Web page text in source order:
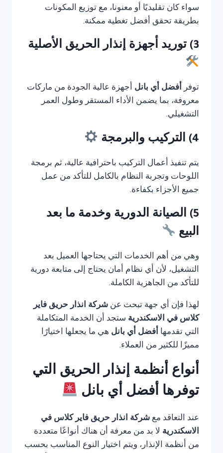
سواء كان تقليديًا أو معنونا، مع توزيع المكونات
بطريقة تحقق أفضل تغطية ممكنة.
3) توريد أجهزة إنذار الحريق الأصلية
توفر أفضل أي بانل أجهزة عالية الجودة من ماركات
معروفة، بما يضمن الأداء المستقر وطول العمر
التشغيلي.
4) التركيب والبرمجة
يتم تنفيذ أعمال التركيب باحترافية عالية، ثم برمجة
اللوحات وتجربة النظام بالكامل للتأكد من عمل
جميع الأجزاء بكفاءة.
5) الصيانة الدورية وخدمة ما بعد
البيع
وهي من أهم الخدمات التي يحتاجها العميل بعد
التشغيل، لأن أي نظام أمان يحتاج إلى متابعة دورية
للتأكد من الجاهزية الكاملة.
لهذا فإن أي جهة تبحث عن شركة انذار حريق فاير
كلاس في الاسكندرية ستجد أن الخدمة المتكاملة
التي تقدمها أفضل أي بانل هي ما يجعلها اختيارًا
مميزًا للكثير من العملاء.
أنواع أنظمة إنذار الحريق التي
توفرها أفضل أي بانل
عند التعاقد مع شركة انذار حريق فاير كلاس في
الاسكندرية لا بد من معرفة أن هناك أنواعًا متعددة
من أنظمة الإنذار، ويتم اختيار النوع المناسب بحسب